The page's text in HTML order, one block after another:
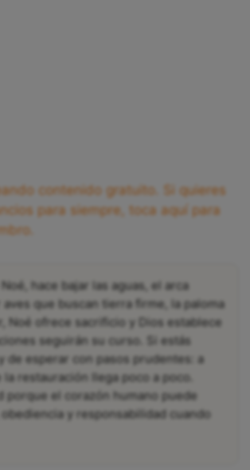
contenido gratuito. Si quieres
para siempre, toca aquí para
hace bajar las aguas, el arca
que buscan tierra firme, la paloma
Noé ofrece sacrificio y Dios establece
seguirán su curso. Si estás
de esperar con pasos prudentes: a
restauración llega poco a poco.
porque el corazón humano puede
y responsabilidad cuando